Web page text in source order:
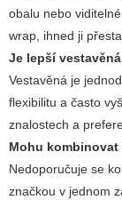
obalu nebo
wrap, ihned ji
Je lepší
Vestavěná je
flexibilitu a často
znalostech a
Mohu
Nedoporučuje se
značkou v jednom